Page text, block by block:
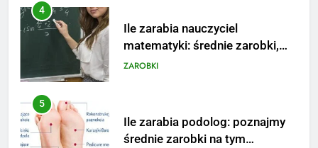
5
Ile zarabia podolog: poznajmy
średnie zarobki na tym
stanowisku
ZAROBKI
6
Akcje charytatywne w szkole:
pomysły i przykłady, które